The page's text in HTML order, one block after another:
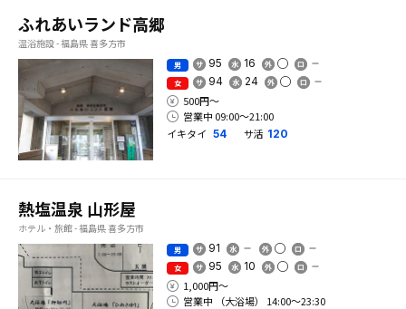
ふれあいランド高郷
温浴施設 - 福島県 喜多方市
男 95 16
女 94 24
500円〜
営業中 09:00〜21:00
イキタイ 54 サ活 120
熱塩温泉 山形屋
ホテル・旅館 - 福島県 喜多方市
男 91
女 95 10
1,000円〜
営業中 （大浴場） 14:00〜23:30